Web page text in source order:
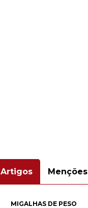
Artigos Menções
MIGALHAS DE PESO